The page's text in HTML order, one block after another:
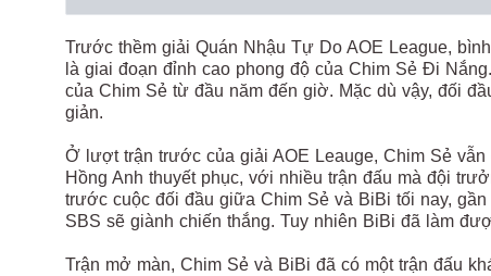
Trước thềm giải Quán Nhậu Tự Do AOE League,
là giai đoạn đỉnh cao phong độ của Chim Sẻ Đi
của Chim Sẻ từ đầu năm đến giờ. Mặc dù vậy, đối
giản.
Ở lượt trận trước của giải AOE Leauge, Chim Sẻ
Hồng Anh thuyết phục, với nhiều trận đấu mà đội
trước cuộc đối đầu giữa Chim Sẻ và BiBi tối nay,
SBS sẽ giành chiến thắng. Tuy nhiên BiBi đã làm
Trận mở màn, Chim Sẻ và BiBi đã có một trận đấu